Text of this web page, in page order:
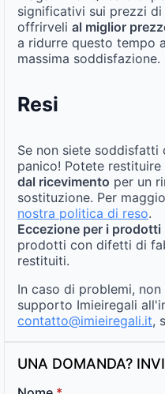
significativi sui prezzi
offrirveli al miglior
a ridurre questo tempo
massima soddisfazione.
Resi
Se non siete
panico! Potete
dal ricevimento per un
sostituzione. Per
nostra politica di reso.
Eccezione per i
prodotti con difetti di
restituiti.
In caso di problemi,
supporto Imieiregali
contatto@imieiregali.it,
UNA DOMANDA?